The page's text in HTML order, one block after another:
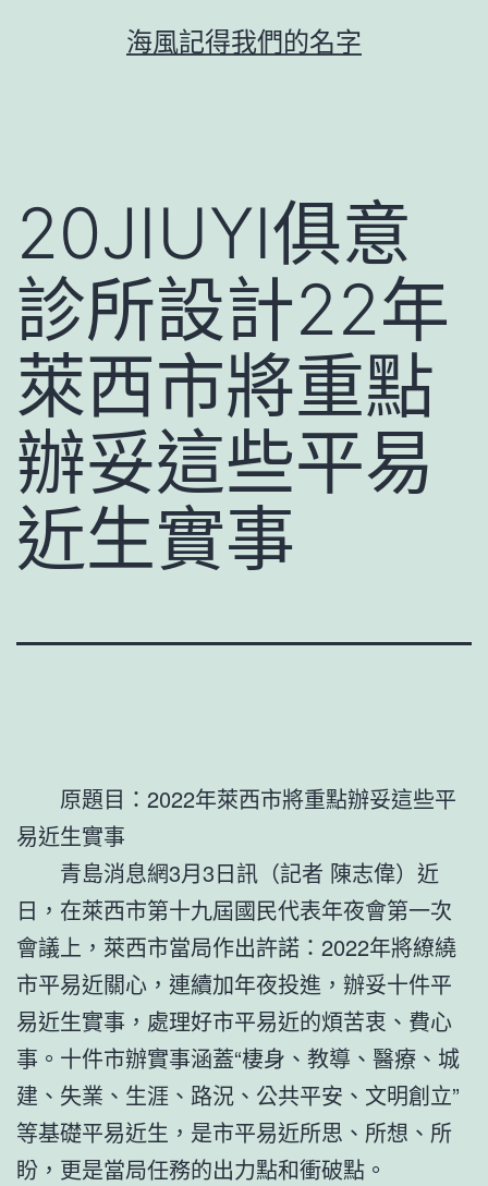
海風記得我們的名字
20JIUYI俱意
診所設計22年
萊西市將重點
辦妥這些平易
近生實事
原題目：2022年萊西市將重點辦妥這些平
易近生實事
青島消息網3月3日訊（記者 陳志偉）近
日，在萊西市第十九屆國民代表年夜會第一次
會議上，萊西市當局作出許諾：2022年將繚繞
市平易近關心，連續加年夜投進，辦妥十件平
易近生實事，處理好市平易近的煩苦衷、費心
事。十件市辦實事涵蓋“棲身、教導、醫療、城
建、失業、生涯、路況、公共平安、文明創立”
等基礎平易近生，是市平易近所思、所想、所
盼，更是當局任務的出力點和衝破點。